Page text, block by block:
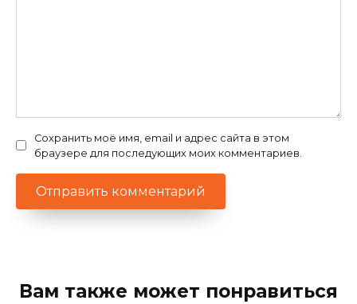
Сохранить моё имя, email и адрес сайта в этом
браузере для последующих моих комментариев.
Вам также может понравиться